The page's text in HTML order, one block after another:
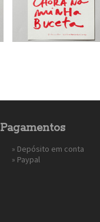
Pagamentos
» Depósito em conta
» Paypal